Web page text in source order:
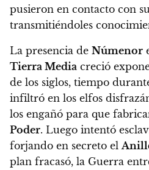
pusieron en contacto con
transmitiéndoles
La presencia de Númenor
Tierra Media creció
de los siglos, tiempo
infiltró en los elfos
los engañó para que
Poder. Luego intentó
forjando en secreto el
plan fracasó, la Guerra